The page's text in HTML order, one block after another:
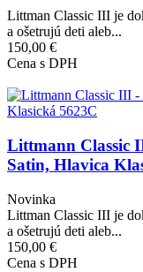
Littman Classic III je
a ošetrujú deti aleb...
150,00 €
Cena s DPH
Obrázok
Littmann Classic
Satin, Hlavica
Novinka
Littman Classic III je
a ošetrujú deti aleb...
150,00 €
Cena s DPH